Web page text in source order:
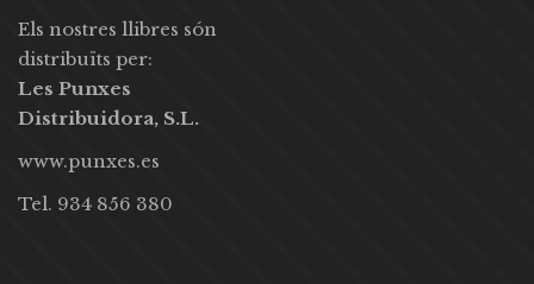
Els nostres llibres són
distribuïts per:
Les Punxes
Distribuidora, S.L.
www.punxes.es
Tel. 934 856 380